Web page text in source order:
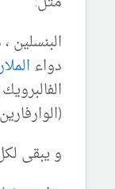
البنسلين
دواء
و يبقى